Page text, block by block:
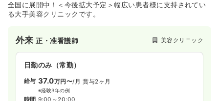
全国に展開中！＜今後拡大予定＞幅広い患者様に支持されてい
る大手美容クリニックです。
外来正・准看護師 美容クリニック
日勤のみ（常勤）
給与 37.0万円〜/月 賞与2ヶ月
※経験3年の例
時間 9:00～20:00